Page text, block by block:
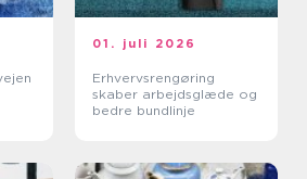
01. juli 2026
Erhvervsrengøring
skaber arbejdsglæde og
bedre bundlinje